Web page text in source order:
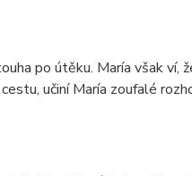
po útěku. María však ví,
učiní María zoufalé